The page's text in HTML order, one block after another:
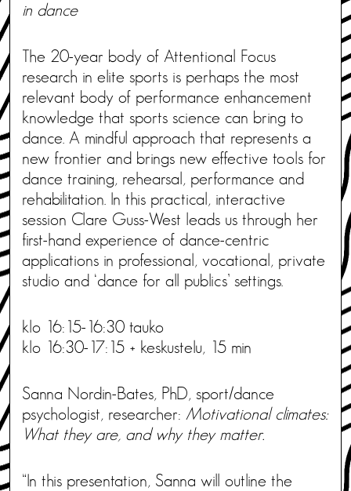
in dance
The 20-year body of Attentional Focus
research in elite sports is perhaps the most
relevant body of performance enhancement
knowledge that sports science can bring to
dance. A mindful approach that represents a
new frontier and brings new effective tools for
dance training, rehearsal, performance and
rehabilitation. In this practical, interactive
session Clare Guss-West leads us through her
first-hand experience of dance-centric
applications in professional, vocational, private
studio and ‘dance for all publics’ settings.
klo 16:15-16:30 tauko
klo 16:30-17:15 + keskustelu, 15 min
Sanna Nordin-Bates, PhD, sport/dance
psychologist, researcher: Motivational climates:
What they are, and why they matter.
“In this presentation, Sanna will outline the